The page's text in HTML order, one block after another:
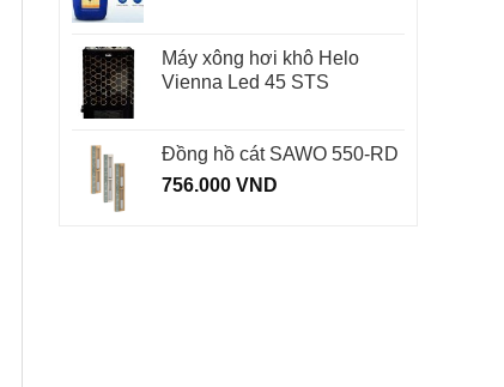
Máy xông hơi khô Helo
Vienna Led 45 STS
Đồng hồ cát SAWO 550-RD
756.000 VND